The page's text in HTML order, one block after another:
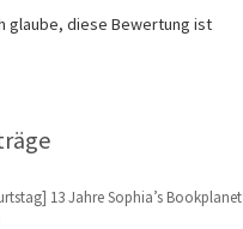
glaube, diese Bewertung ist
13 Jahre Sophia’s Bookplanet